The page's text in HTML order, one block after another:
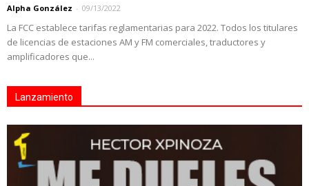
Alpha González - 09/13/2022
La FCC establece tarifas reglamentarias para 2022. Todos los titulares
de licencias de estaciones AM y FM comerciales, traductores y
amplificadores que...
Lanzamiento